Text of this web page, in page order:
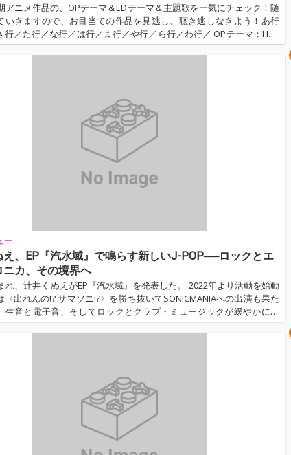
アニメ作品の、OPテーマ＆EDテーマ＆主題歌を一気にチェック！随
いきますので、お目当ての作品を見逃し、聴き逃しなきよう！あ行
行／た行／な行／は行／ま行／や行／ら行／わ行／ OPテーマ：Han
hour」EDテーマ：中島 美嘉「光」サントラ：小畑貴裕 TVアニ
景」オリジナルサウンドトラック...…
ー
え、EP『汽水域』で鳴らす新しいJ-POP──ロックとエ
ニカ、その境界へ
れ、辻井くぬえがEP『汽水域』を発表した。 2022年より活動を始動
〈出れんの!? サマソニ!?〉を勝ち抜いてSONICMANIAへの出演も果た
生音と電子音、そしてロックとクラブ・ミュージックが緩やかに溶
を「汽水域」というモチーフに重ねて提示した本作では、淡水と海
合うがごとく混濁している辻井の作家性が惜しげもなく強調されて